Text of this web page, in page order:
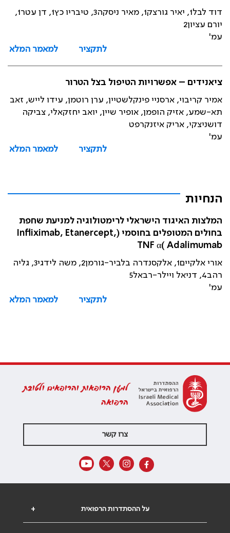
דוד לבל1, יאיר גורצק1, מאיר ניסקה3, טיבריו כץ1, דן עטר1,
יורם עציון2
עמ'
לתקציר
למאמר המלא
ציאנידים – אפשרויות הטיפול בצל הטרור
אמיר קריבוי, ארסניי פינקלשטיין, ערן רוטמן, עידו לייש, זאב
תא-שמע, אזיק הופמן, אופיר שיין, יואב יחזקאלי, צביקה
דושניצקי, אריק איזנקרפט
עמ'
לתקציר
למאמר המלא
הנחיות
המלצות האיגוד הישראלי לרימטולוגיה למניעת שחפת
בחולים המטופלים בחוסמי (Infliximab, Etanercept,
Adalimumab )TNF α
אורי אלקיים1, אלקסנדרה בלביר-גורמן2, משה לידגי3, גליה
רהב4, דניאל ויילר-רבאל5
עמ'
לתקציר
למאמר המלא
למען הרופאות והרופאים ולטובת
הרפואה
צרו קשר
+ על ההסתדרות הרפואית